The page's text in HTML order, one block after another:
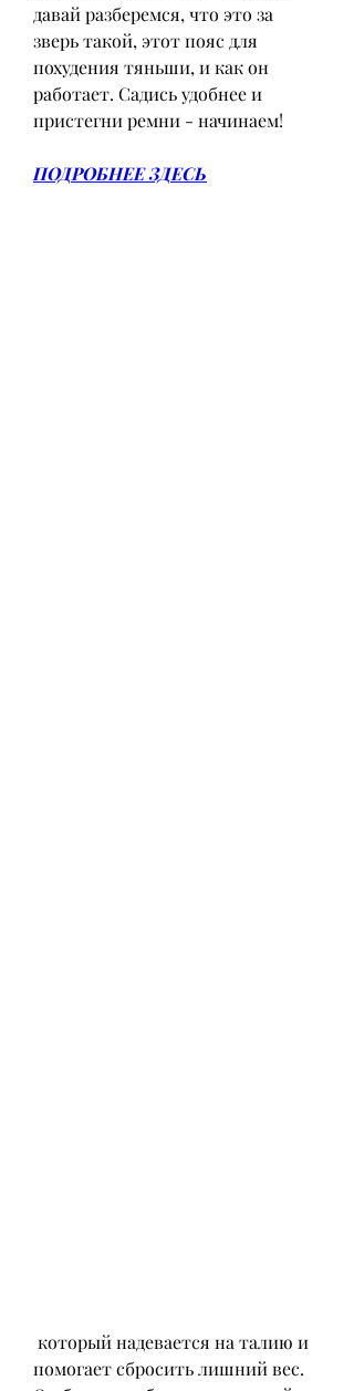
давай разберемся, что это за
зверь такой, этот пояс для
похудения тяньши, и как он
работает. Садись удобнее и
пристегни ремни - начинаем!
ПОДРОБНЕЕ ЗДЕСЬ
помогает сбросить лишний вес.